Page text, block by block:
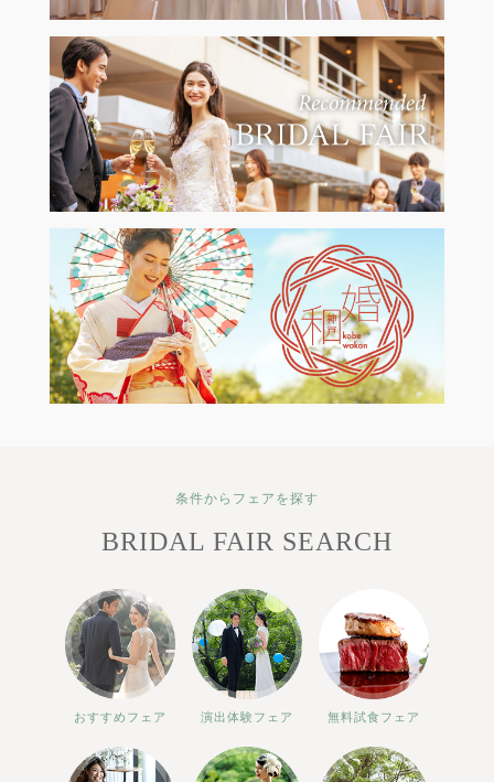
条件からフェアを探す
BRIDAL FAIR SEARCH
おすすめフェア 演出体験フェア 無料試食フェア